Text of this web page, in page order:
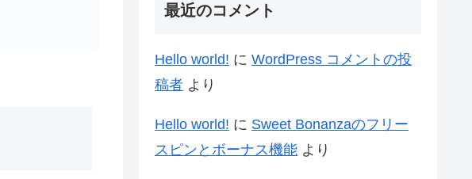
最近のコメント
Hello world! に WordPress コメントの投
稿者 より
Hello world! に Sweet Bonanzaのフリー
スピンとボーナス機能 より